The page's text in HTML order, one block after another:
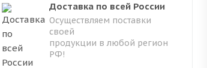
Доставка по всей России
Осуществляем поставки
своей
продукции в любой регион
РФ!